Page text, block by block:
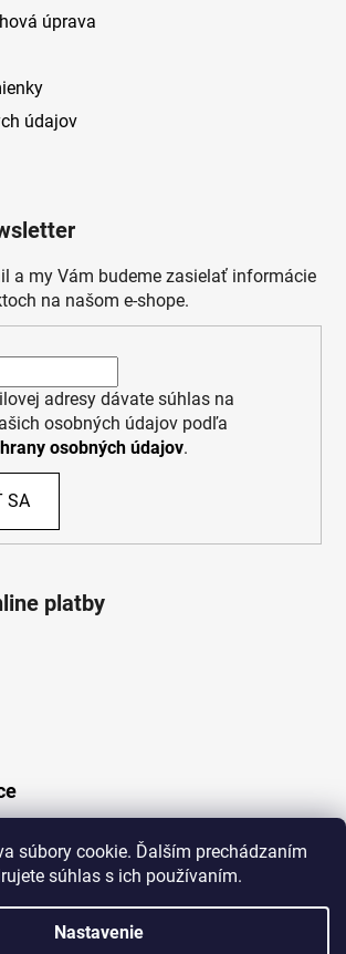
súbory cookie. Ďalším prechádzaním
súhlas s ich používaním.
Nastavenie
úprava
údajov
a my Vám budeme zasielať informácie
na našom e-shope.
adresy dávate súhlas na
osobných údajov podľa
osobných údajov.
SA
platby
Vytvoril Shoptet
Lotka.sk. Všetky práva vyhradené.